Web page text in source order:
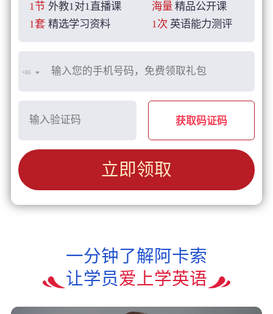
1节 外教1对1直播课 海量 精品公开课
1套 精选学习资料 1次 英语能力测评
+86
获取码证码
立即领取
一分钟了解阿卡索
让学员爱上学英语